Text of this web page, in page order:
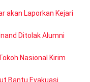
akan Laporkan Kejari
Ditolak Alumni
Nasional Kirim
Bantu Evakuasi